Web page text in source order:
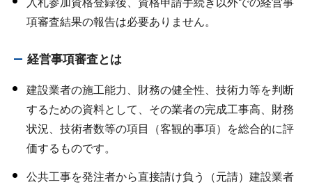
入札参加資格登録後、資格申請手続き以外での経営事
項審査結果の報告は必要ありません。
経営事項審査とは
建設業者の施工能力、財務の健全性、技術力等を判断
するための資料として、その業者の完成工事高、財務
状況、技術者数等の項目（客観的事項）を総合的に評
価するものです。
公共工事を発注者から直接請け負う（元請）建設業者